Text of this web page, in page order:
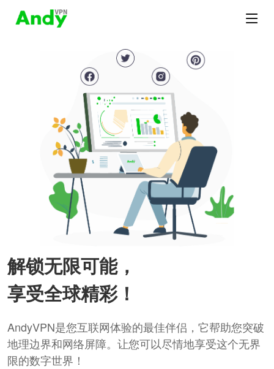
解锁无限可能，
享受全球精彩！
AndyVPN是您互联网体验的最佳伴侣，它帮助您突破
地理边界和网络屏障。让您可以尽情地享受这个无界
限的数字世界！